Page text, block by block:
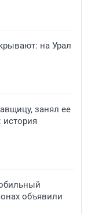
на Урал
занял ее
история
объявили